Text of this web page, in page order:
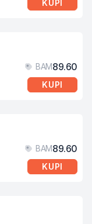
KUPI
BAM89.60
KUPI
BAM89.60
KUPI